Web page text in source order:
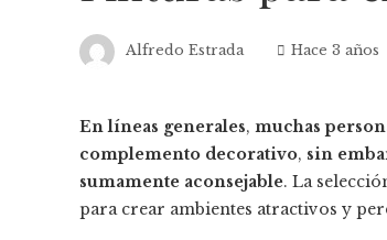
Alfredo Estrada Hace 3 años
En líneas generales, muchas
complemento decorativo, sin
sumamente aconsejable. La
para crear ambientes atractivos y